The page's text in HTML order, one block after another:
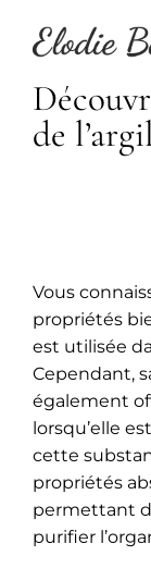
de
Vous
propriétés
est utilisée
Cependant,
également
lorsqu’elle
cette
propriétés
permettant
purifier